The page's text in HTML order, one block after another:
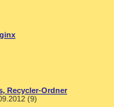
Recycler-Ordner
(9)